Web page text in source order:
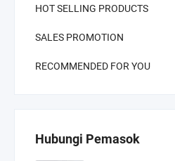
HOT SELLING PRODUCTS
SALES PROMOTION
RECOMMENDED FOR YOU
Hubungi Pemasok